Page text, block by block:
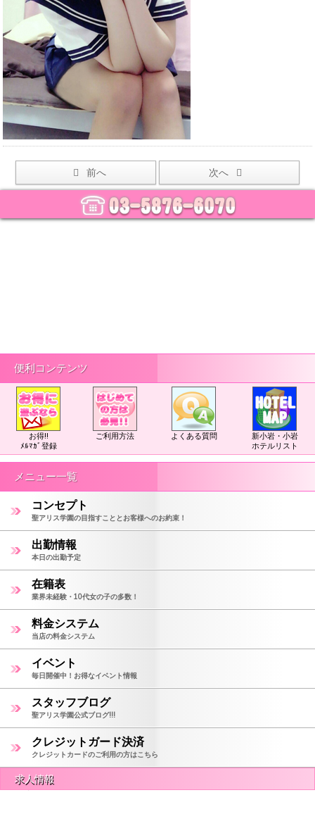
前へ 次へ
便利コンテンツ
お得!!
ﾒﾙﾏｶﾞ登録
ご利用方法 よくある質問
新小岩・小岩
ホテルリスト
メニュー一覧
コンセプト
聖アリス学園の目指すこととお客様へのお約束！
出勤情報
本日の出勤予定
在籍表
業界未経験・10代女の子の多数！
料金システム
当店の料金システム
イベント
毎日開催中！お得なイベント情報
スタッフブログ
聖アリス学園公式ブログ!!!
クレジットガード決済
クレジットカードのご利用の方はこちら
求人情報
モバイルPC